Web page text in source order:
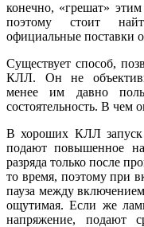
конечно, «грешат»
поэтому стоит
официальные поставки
Существует способ,
КЛЛ. Он не
менее им давно
состоятельность. В чем
В хороших КЛЛ
подают повышенное
разряда только после
то время, поэтому при
пауза между
ощутимая. Если же
напряжение, подают